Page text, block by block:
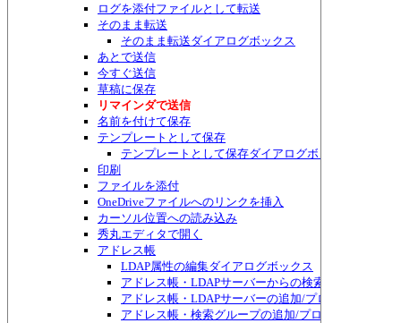
ログを添付ファイルとして転送
そのまま転送
そのまま転送ダイアログボックス
あとで送信
今すぐ送信
草稿に保存
リマインダで送信
名前を付けて保存
テンプレートとして保存
テンプレートとして保存ダイアログボックス
印刷
ファイルを添付
OneDriveファイルへのリンクを挿入
カーソル位置への読み込み
秀丸エディタで開く
アドレス帳
LDAP属性の編集ダイアログボックス
アドレス帳・LDAPサーバーからの検索ダイアログボ
アドレス帳・LDAPサーバーの追加/プロパティダイ
アドレス帳・検索グループの追加/プロパティダイア